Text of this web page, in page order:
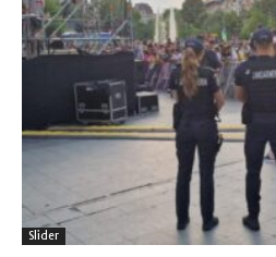
Slider